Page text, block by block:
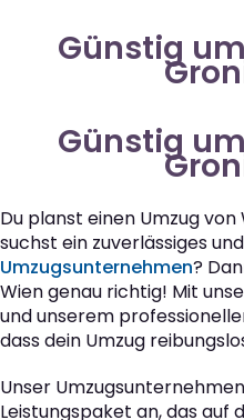
Günstig
Günstig
Du planst einen Umzug
suchst ein zuverlässiges
Umzugsunternehmen?
Wien genau richtig! Mit
und unserem
dass dein Umzug
Unser
Leistungspaket an, das auf